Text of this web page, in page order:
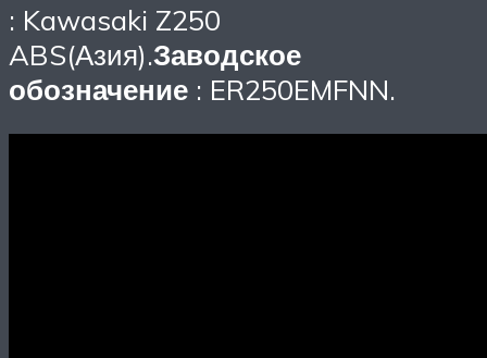
: Kawasaki Z250
ABS(Азия).Заводское
обозначение : ER250EMFNN.